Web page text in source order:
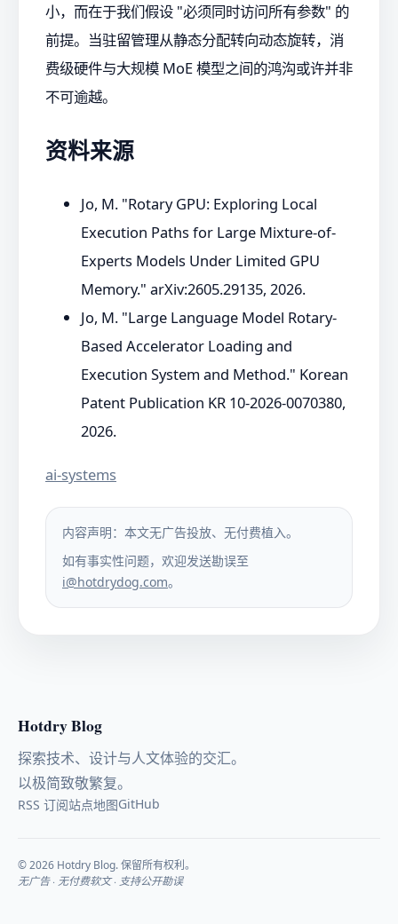
小，而在于我们假设 "必须同时访问所有参数" 的
前提。当驻留管理从静态分配转向动态旋转，消
费级硬件与大规模 MoE 模型之间的鸿沟或许并非
不可逾越。
资料来源
Jo, M. "Rotary GPU: Exploring Local
Execution Paths for Large Mixture-of-
Experts Models Under Limited GPU
Memory." arXiv:2605.29135, 2026.
Jo, M. "Large Language Model Rotary-
Based Accelerator Loading and
Execution System and Method." Korean
Patent Publication KR 10-2026-0070380,
2026.
ai-systems
内容声明：本文无广告投放、无付费植入。
如有事实性问题，欢迎发送勘误至
i@hotdrydog.com。
Hotdry Blog
探索技术、设计与人文体验的交汇。
以极简致敬繁复。
RSS 订阅站点地图GitHub
© 2026 Hotdry Blog. 保留所有权利。
无广告 · 无付费软文 · 支持公开勘误